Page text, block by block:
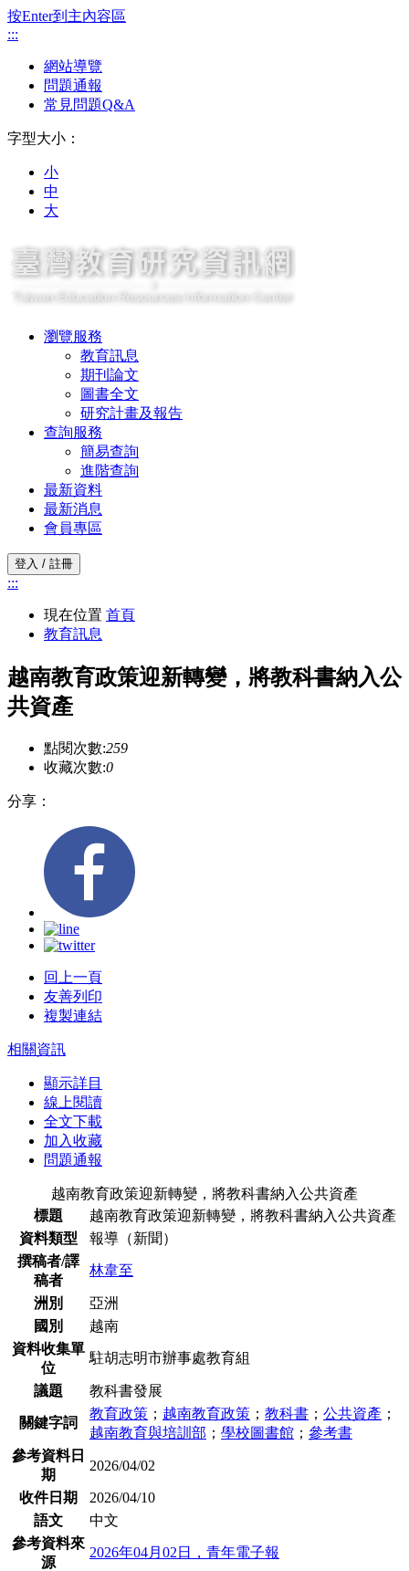
按Enter到主內容區
:::
網站導覽
問題通報
常見問題Q&A
字型大小：
小
中
大
瀏覽服務
教育訊息
期刊論文
圖書全文
研究計畫及報告
查詢服務
簡易查詢
進階查詢
最新資料
最新消息
會員專區
登入 / 註冊
:::
現在位置 首頁
教育訊息
越南教育政策迎新轉變，將教科書納入公
共資產
點閱次數:259
收藏次數:0
分享：
回上一頁
友善列印
複製連結
相關資訊
顯示詳目
線上閱讀
全文下載
加入收藏
問題通報
越南教育政策迎新轉變，將教科書納入公共資產
標題
越南教育政策迎新轉變，將教科書納入公共資產
資料類型
報導（新聞）
撰稿者/譯
稿者
林韋至
洲別
亞洲
國別
越南
資料收集單
位
駐胡志明市辦事處教育組
議題 教科書發展
關鍵字詞
教育政策 ； 越南教育政策 ； 教科書 ； 公共資產 ；
越南教育與培訓部 ； 學校圖書館 ； 參考書
參考資料日
期
2026/04/02
收件日期
2026/04/10
語文
中文
參考資料來
源
2026年04月02日，青年電子報